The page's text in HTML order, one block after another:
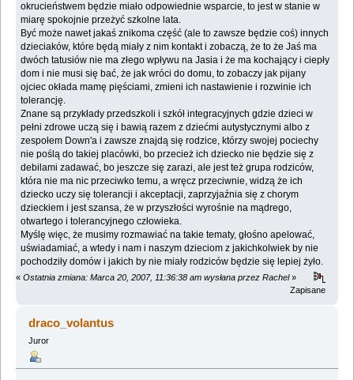
okrucieństwem będzie miało odpowiednie wsparcie, to jest w stanie w
miarę spokojnie przeżyć szkolne lata.
Być może nawet jakaś znikoma część (ale to zawsze będzie coś) innych
dzieciaków, które będą miały z nim kontakt i zobaczą, że to że Jaś ma
dwóch tatusiów nie ma złego wpływu na Jasia i że ma kochający i ciepły
dom i nie musi się bać, że jak wróci do domu, to zobaczy jak pijany
ojciec okłada mamę pięściami, zmieni ich nastawienie i rozwinie ich
tolerancję.
Znane są przykłady przedszkoli i szkół integracyjnych gdzie dzieci w
pełni zdrowe uczą się i bawią razem z dziećmi autystycznymi albo z
zespołem Down'a i zawsze znajdą się rodzice, którzy swojej pociechy
nie poślą do takiej placówki, bo przecież ich dziecko nie będzie się z
debilami zadawać, bo jeszcze się zarazi, ale jest też grupa rodziców,
która nie ma nic przeciwko temu, a wręcz przeciwnie, widzą że ich
dziecko uczy się tolerancji i akceptacji, zaprzyjaźnia się z chorym
dzieckiem i jest szansa, że w przyszłości wyrośnie na mądrego,
otwartego i tolerancyjnego człowieka.
Myślę więc, że musimy rozmawiać na takie tematy, głośno apelować,
uświadamiać, a wtedy i nam i naszym dzieciom z jakichkolwiek by nie
pochodziły domów i jakich by nie miały rodziców będzie się lepiej żyło.
« Ostatnia zmiana: Marca 20, 2007, 11:36:38 am wysłana przez Rachel»
Zapisane
draco_volantus
Juror